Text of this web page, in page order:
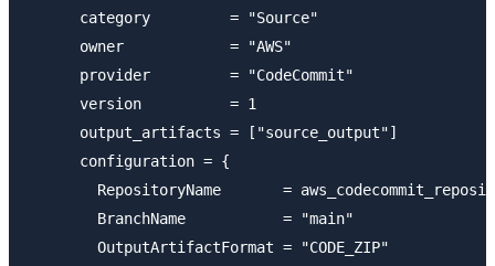
      category         = "Source"
      owner            = "AWS"
      provider         = "CodeCommit"
      version          = 1
      output_artifacts = ["source_output"]
      configuration = {
RepositoryName       =
        BranchName           = "main"
        OutputArtifactFormat = "CODE_ZIP"